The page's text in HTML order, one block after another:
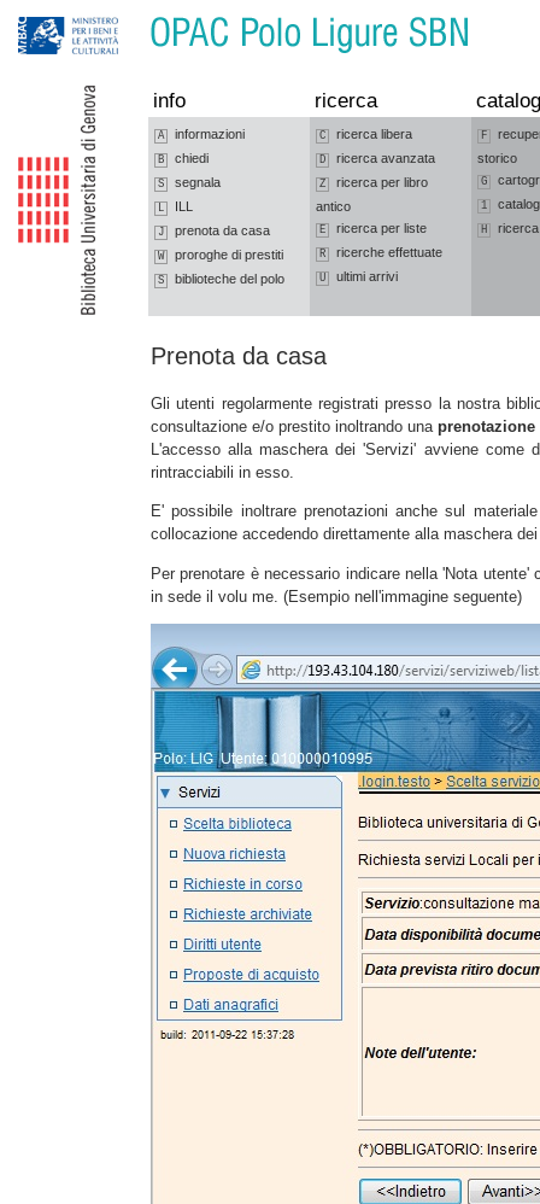
info ricerca
A informazioni
B chiedi
S segnala
L ILL
J prenota da casa
W proroghe di prestiti
S biblioteche del polo
C ricerca libera
D ricerca avanzata
Z
ricerca per libro
antico
E ricerca per liste
R ricerche effettuate
U ultimi arrivi
F
storico
G
1
H ricerca
Prenota da casa
Gli utenti regolarmente registrati presso la nostra
consultazione e/o prestito inoltrando una prenotazione
L'accesso alla maschera dei 'Servizi' avviene
rintracciabili in esso.
E' possibile inoltrare prenotazioni anche sul
collocazione accedendo direttamente alla maschera
Per prenotare è necessario indicare nella 'Nota
in sede il volu me. (Esempio nell'immagine seguente)